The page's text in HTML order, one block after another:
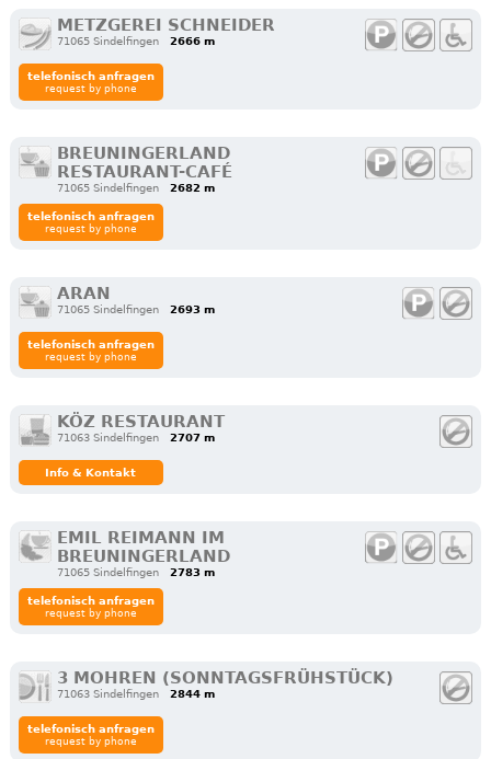
METZGEREI SCHNEIDER
71065 Sindelfingen 2666 m
telefonisch anfragen
request by phone
BREUNINGERLAND
RESTAURANT-CAFÉ
71065 Sindelfingen 2682 m
telefonisch anfragen
request by phone
ARAN
71065 Sindelfingen 2693 m
telefonisch anfragen
request by phone
KÖZ RESTAURANT
71063 Sindelfingen 2707 m
Info & Kontakt
EMIL REIMANN IM
BREUNINGERLAND
71065 Sindelfingen 2783 m
telefonisch anfragen
request by phone
3 MOHREN (SONNTAGSFRÜHSTÜCK)
71063 Sindelfingen 2844 m
telefonisch anfragen
request by phone